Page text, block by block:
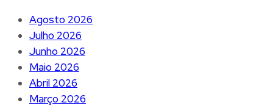
Agosto 2026
Julho 2026
Junho 2026
Maio 2026
Abril 2026
Março 2026